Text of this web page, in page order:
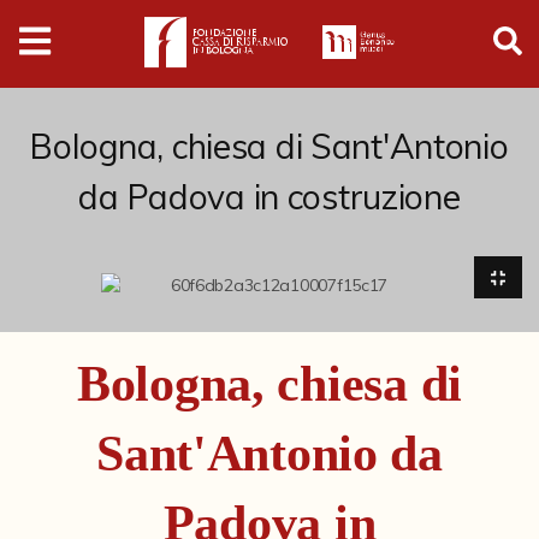
Digital
Humanities
Donazioni
Pubblicazioni
Collezioni
Cataloghi storici
Bologna, chiesa di Sant'Antonio
da Padova in costruzione
Bologna, chiesa di
Sant'Antonio da
Padova in